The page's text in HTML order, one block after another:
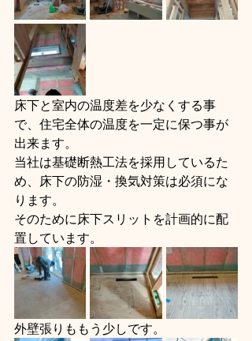
床下と室内の温度差を少なくする事
で、住宅全体の温度を一定に保つ事が
出来ます。
当社は基礎断熱工法を採用しているた
め、床下の防湿・換気対策は必須にな
ります。
そのために床下スリットを計画的に配
置しています。
外壁張りももう少しです。